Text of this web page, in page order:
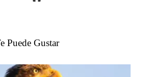
Puede Gustar